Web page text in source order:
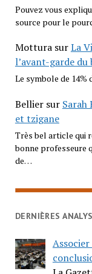
Pouvez vous
source pour le
MotturasurLa
l’avant-garde
Le symbole de 14%
Belliersur Sarah
et tzigane
Très bel article qui
bonne professeure
de…
DERNIÈRES